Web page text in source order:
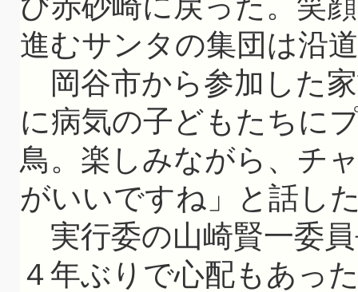
進むサンタの集団は沿
岡谷市から参加した
に病気の子どもたちに
鳥。楽しみながら、チ
がいいですね」と話し
実行委の山崎賢一委
４年ぶりで心配もあっ